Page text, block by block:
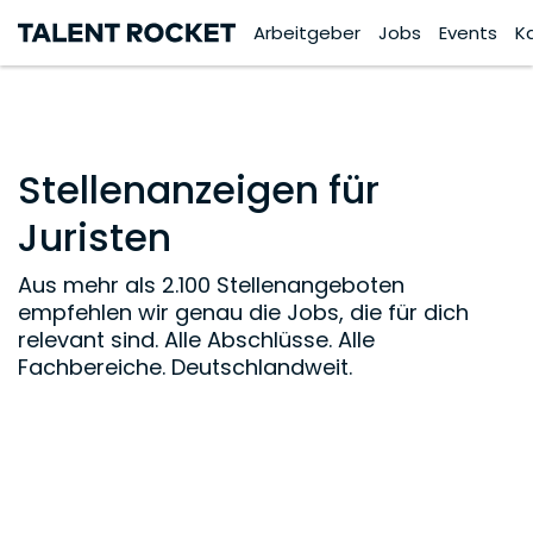
Arbeitgeber Jobs Events
Stellenanzeigen für
Juristen
Aus mehr als 2.100 Stellenangeboten
empfehlen wir genau die Jobs, die für dich
relevant sind. Alle Abschlüsse. Alle
Fachbereiche. Deutschlandweit.